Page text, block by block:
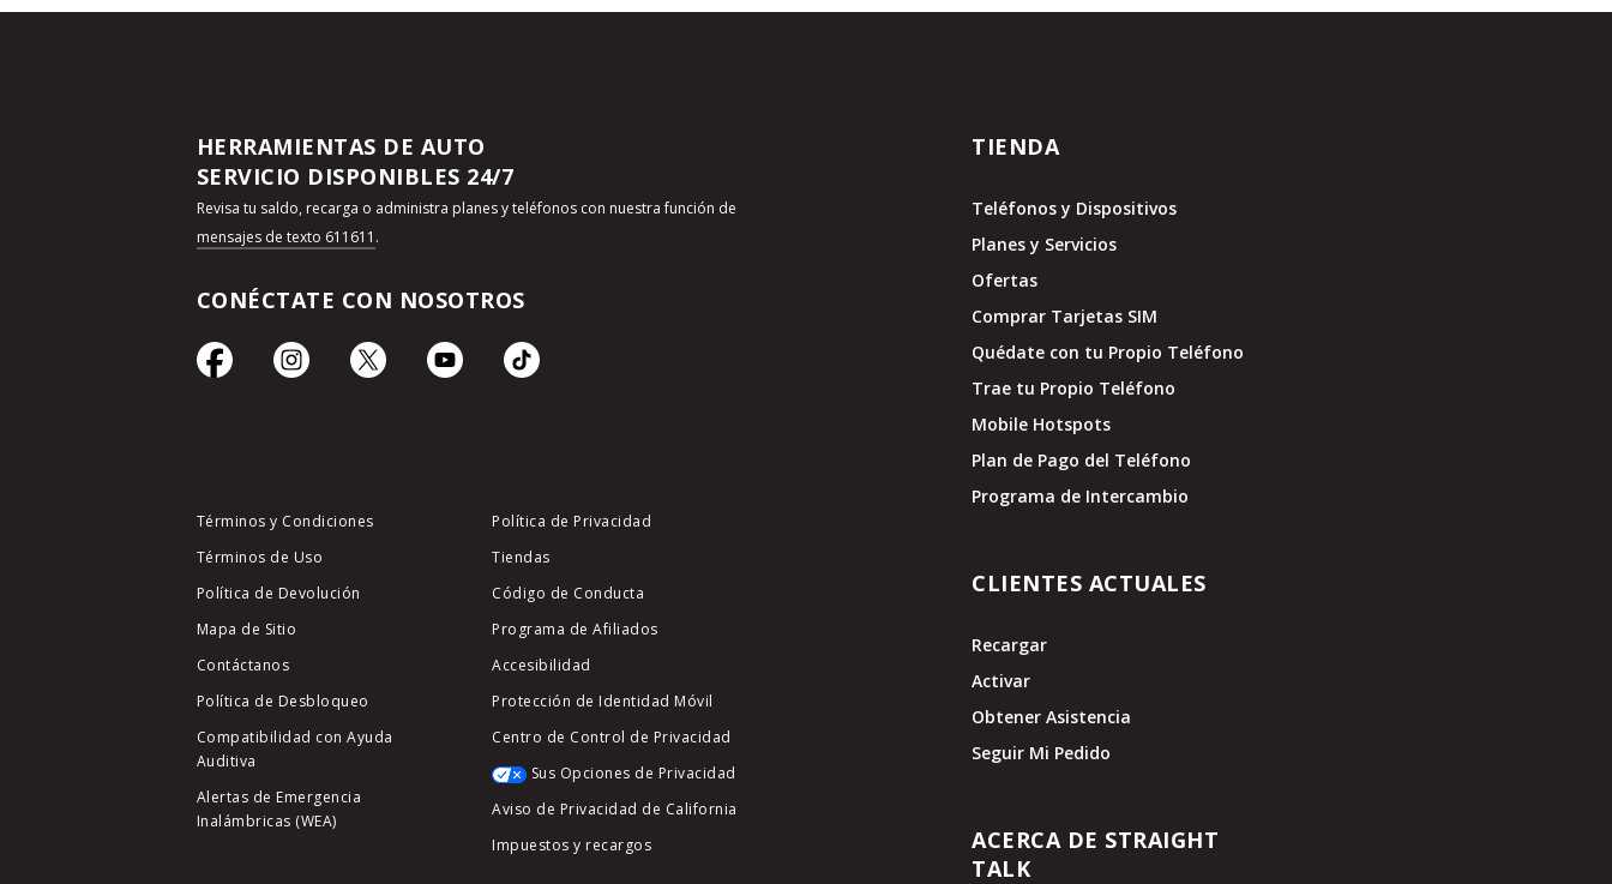
HERRAMIENTAS DE AUTO
SERVICIO DISPONIBLES 24/7
Revisa tu saldo, recarga o administra planes y teléfonos con nuestra función de
mensajes de texto 611611 .
CONÉCTATE CON NOSOTROS
Términos y Condiciones
Términos de Uso
Política de Devolución
Mapa de Sitio
Contáctanos
Política de Desbloqueo
Compatibilidad con Ayuda
Auditiva
Alertas de Emergencia
Inalámbricas (WEA)
Política de Privacidad
Tiendas
Código de Conducta
Programa de Afiliados
Accesibilidad
Protección de Identidad Móvil
Centro de Control de Privacidad
Sus Opciones de Privacidad
Aviso de Privacidad de California
Impuestos y recargos
TIENDA
Teléfonos y Dispositivos
Planes y Servicios
Ofertas
Comprar Tarjetas SIM
Quédate con tu Propio Teléfono
Trae tu Propio Teléfono
Mobile Hotspots
Plan de Pago del Teléfono
Programa de Intercambio
CLIENTES ACTUALES
Recargar
Activar
Obtener Asistencia
Seguir Mi Pedido
ACERCA DE STRAIGHT
TALK